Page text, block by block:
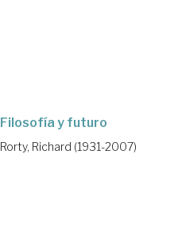
Filosofía y futuro
Rorty, Richard (1931-2007)